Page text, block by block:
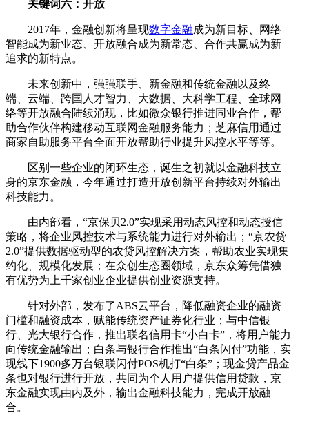
关键词六：开放
2017年，金融创新将呈现数字金融成为新目标、网络
智能成为新业态、开放融合成为新常态、合作共赢成为新
追求的新特点。
未来创新中，强强联手、新金融和传统金融以及终
端、云端、跨国人才智力、大数据、大科学工程、全球网
络等开放融合陆续涌现，比如微众银行推进同业合作，帮
助合作伙伴构建移动互联网金融服务能力；芝麻信用通过
商家自助服务平台全面开放帮助行业提升风控水平等等。
区别一些企业的闭环生态，诞生之初就以金融科技立
身的京东金融，今年通过打造开放创新平台持续对外输出
科技能力。
由内部看，“京保贝2.0”实现采用动态风控和动态授信
策略，将企业风控技术与系统能力进行对外输出；“京农贷
2.0”提供数据驱动型的农贷风控解决方案，帮助农业实现集
约化、规模化发展；在众创生态圈领域，京东众筹凭借独
有优势为上千家创业企业提供创业资源支持。
针对外部，发布了ABS云平台，降低融资企业的融资
门槛和融资成本，赋能传统资产证券化行业；与中信银
行、光大银行合作，推出联名信用卡“小白卡”，将用户能力
向传统金融输出；白条与银行合作推出“白条闪付”功能，实
现线下1900多万台银联闪付POS机打“白条”；现金贷产品金
条也对银行进行开放，共同为个人用户提供信用贷款，京
东金融实现由内及外，输出金融科技能力，完成开放融
合。